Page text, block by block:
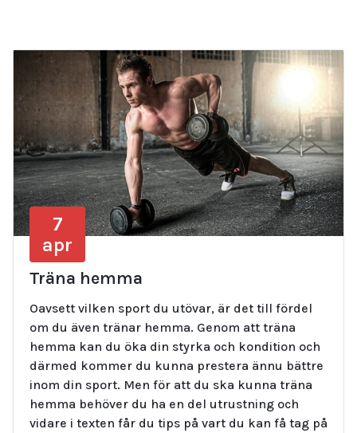
7
apr
Träna hemma
Oavsett vilken sport du utövar, är det till fördel
om du även tränar hemma. Genom att träna
hemma kan du öka din styrka och kondition och
därmed kommer du kunna prestera ännu bättre
inom din sport. Men för att du ska kunna träna
hemma behöver du ha en del utrustning och
vidare i texten får du tips på vart du kan få tag på